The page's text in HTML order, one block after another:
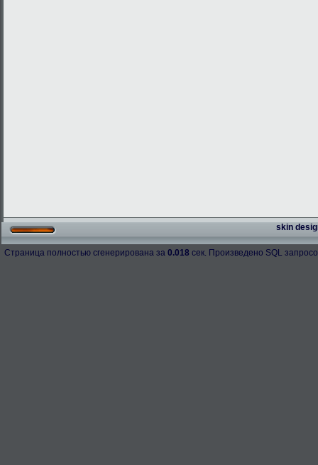
skin
Страница полностью сгенерирована за 0.018 сек. Произведено SQL